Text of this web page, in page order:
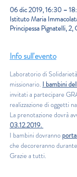
06 dic 2019, 16:30 –
Istituto Maria
Principessa Pignatelli,
Info sull'evento
Laboratorio di
missionario. I bambini
invitati a partecipare
realizzazione di oggetti
La prenotazione dovrà
03.12.2019.
I bambini dovranno
che decoreranno
Grazie a tutti.